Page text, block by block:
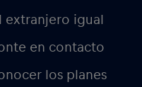
extranjero igual
en contacto
los planes